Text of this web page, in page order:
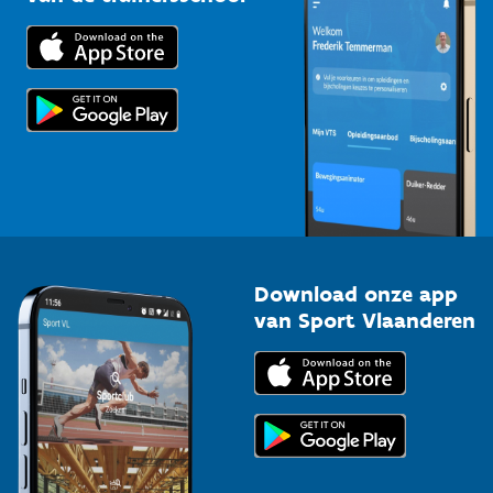
Trainers en begeleiders
Topsporters
Downloads
Voor de pers
Download onze app
van Sport Vlaanderen